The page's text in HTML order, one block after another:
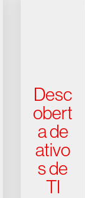
Desc
obert
a de
ativo
s de
TI